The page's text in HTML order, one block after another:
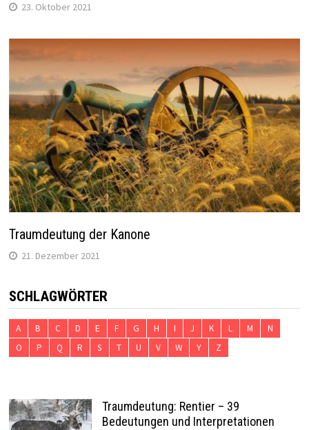
23. Oktober 2021
Traumdeutung der Kanone
21. Dezember 2021
SCHLAGWÖRTER
A B C D E F G H I J K L M
N
O
P Q R S T U V W Y Z
Traumdeutung: Rentier – 39
Bedeutungen und Interpretationen